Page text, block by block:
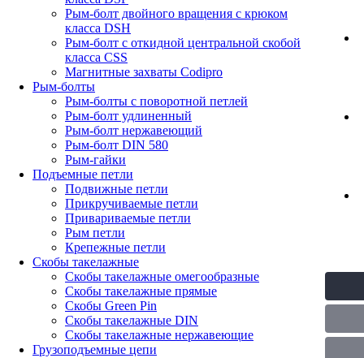
Рым-болт двойного вращения с крюком
класса DSH
Рым-болт с откидной центральной скобой
класса CSS
Магнитные захваты Codipro
Рым-болты
Рым-болты с поворотной петлей
Рым-болт удлиненный
Рым-болт нержавеющий
Рым-болт DIN 580
Рым-гайки
Подъемные петли
Подвижные петли
Прикручиваемые петли
Привариваемые петли
Рым петли
Крепежные петли
Скобы такелажные
Скобы такелажные омегообразные
Скобы такелажные прямые
Скобы Green Pin
Скобы такелажные DIN
Скобы такелажные нержавеющие
Грузоподъемные цепи